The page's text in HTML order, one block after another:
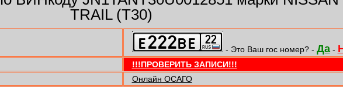
TRAIL (T30)
- Это Ваш гос номер? - Да-
!!!ПРОВЕРИТЬ ЗАПИСИ!!!
Онлайн ОСАГО